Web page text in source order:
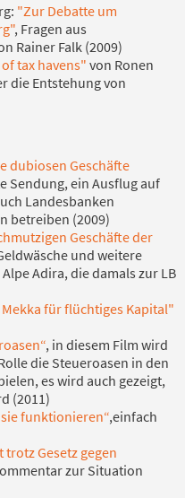
"Zur Debatte um
, Fragen aus
Rainer Falk (2009)
tax havens"von Ronen
die Entstehung von
dubiosen Geschäfte
Sendung, ein Ausflug auf
Landesbanken
betreiben (2009)
Geschäfte der
und weitere
Adira, die damals zur LB
für flüchtiges Kapital"
, in diesem Film wird
die Steueroasen in den
es wird auch gezeigt,
(2011)
funktionieren“,einfach
Gesetz gegen
zur Situation